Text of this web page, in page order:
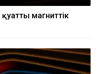
магниттік